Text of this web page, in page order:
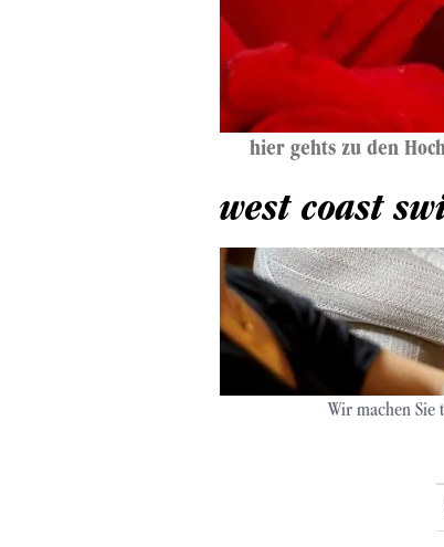
hier gehts zu den
west coast
Wir machen Sie